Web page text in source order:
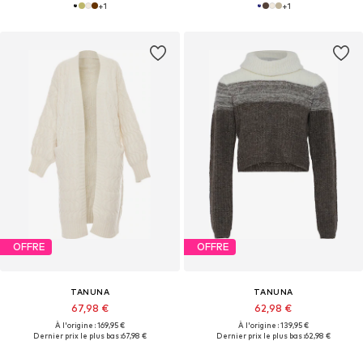
+1 +1
OFFRE
TANUNA
67,98 €
À l'origine : 169,95 €
Dernier prix le plus bas :67,98 €
OFFRE
TANUNA
62,98 €
À l'origine : 139,95 €
Dernier prix le plus bas :62,98 €